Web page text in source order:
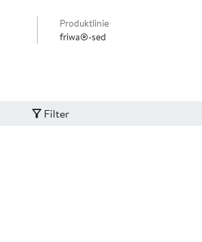
Produktlinie
friwa®-sed
Filter